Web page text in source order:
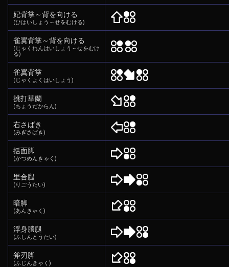
妃背掌～背を向ける
(ひはいしょう～せをむける)
雀翼背掌～背を向ける
(じゃくれんはいしょう～せをむけ
る)
雀翼背掌
(じゃくよくはいしょう)
挑打華蘭
(ちょうだからん)
右さばき
(みぎさばき)
括面脚
(かつめんきゃく)
里合腿
(りごうたい)
暗脚
(あんきゃく)
浮身謄腿
(ふしんとうたい)
斧刃脚
(ふじんきゃく)